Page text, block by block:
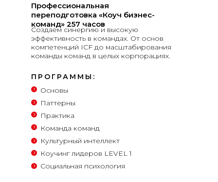
Основы
Паттерны
Практика
Команда команд
Культурный интеллект
Коучинг лидеров LEVEL 1
Социальная психология
Создаем синергию и высокую
эффективность в командах. От основ
компетенций ICF до масштабирования
команды команд в целых корпорациях.
Профессиональная
переподготовка «Коуч бизнес-
команд» 257 часов
ПРОГРАММЫ: